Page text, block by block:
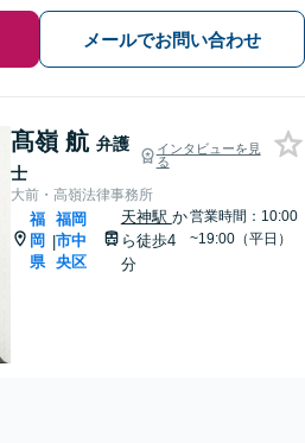
メールでお問い合わせ
髙嶺 航 弁護
士
インタビューを見
る
大前・高嶺法律事務所
福
岡
県
|
福岡
市中
央区
天神駅 か
ら徒歩4
分
営業時間：10:00
~19:00（平日）